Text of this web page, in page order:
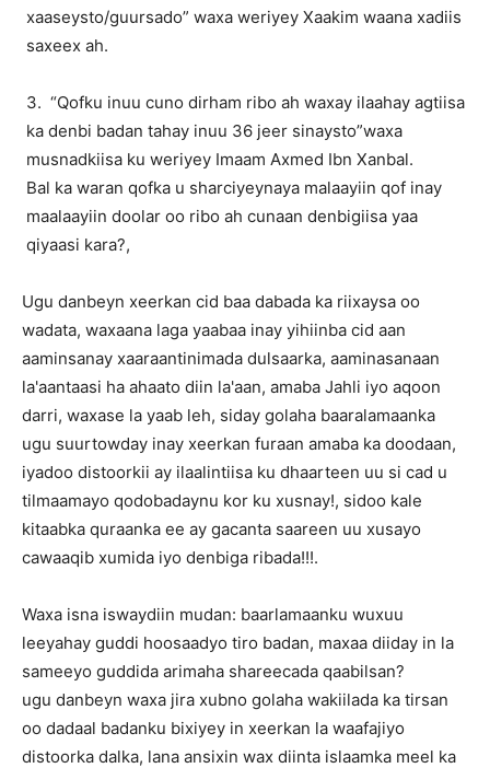
xaaseysto/guursado” waxa weriyey Xaakim waana xadiis
saxeex ah.
3. “Qofku inuu cuno dirham ribo ah waxay ilaahay agtiisa
ka denbi badan tahay inuu 36 jeer sinaysto”waxa
musnadkiisa ku weriyey Imaam Axmed Ibn Xanbal.
Bal ka waran qofka u sharciyeynaya malaayiin qof inay
maalaayiin doolar oo ribo ah cunaan denbigiisa yaa
qiyaasi kara?,
Ugu danbeyn xeerkan cid baa dabada ka riixaysa oo
wadata, waxaana laga yaabaa inay yihiinba cid aan
aaminsanay xaaraantinimada dulsaarka, aaminasanaan
la'aantaasi ha ahaato diin la'aan, amaba Jahli iyo aqoon
darri, waxase la yaab leh, siday golaha baaralamaanka
ugu suurtowday inay xeerkan furaan amaba ka doodaan,
iyadoo distoorkii ay ilaalintiisa ku dhaarteen uu si cad u
tilmaamayo qodobadaynu kor ku xusnay!, sidoo kale
kitaabka quraanka ee ay gacanta saareen uu xusayo
cawaaqib xumida iyo denbiga ribada!!!.
Waxa isna iswaydiin mudan: baarlamaanku wuxuu
leeyahay guddi hoosaadyo tiro badan, maxaa diiday in la
sameeyo guddida arimaha shareecada qaabilsan?
ugu danbeyn waxa jira xubno golaha wakiilada ka tirsan
oo dadaal badanku bixiyey in xeerkan la waafajiyo
distoorka dalka, lana ansixin wax diinta islaamka meel ka